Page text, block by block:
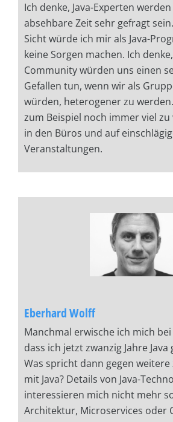
Ich denke, Java-Experten
absehbare Zeit sehr gefragt
Sicht würde ich mir als Java-
keine Sorgen machen. Ich
Community würden uns einen
Gefallen tun, wenn wir als
würden, heterogener zu
zum Beispiel noch immer viel zu
in den Büros und auf
Veranstaltungen.
Eberhard Wolff
Manchmal erwische ich mich
dass ich jetzt zwanzig Jahre
Was spricht dann gegen weitere
mit Java? Details von Java-
interessieren mich nicht mehr
Architektur, Microservices oder